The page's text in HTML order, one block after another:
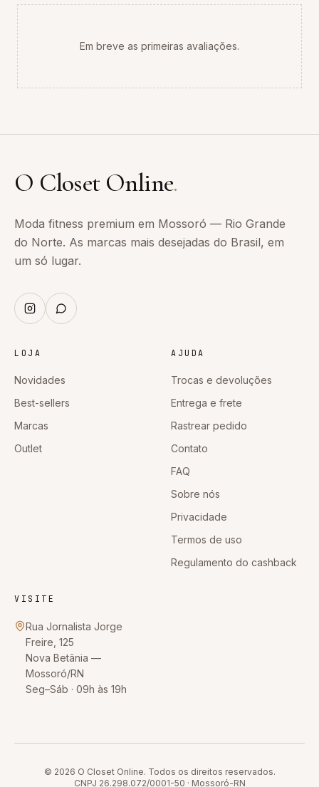
Em breve as primeiras avaliações.
O Closet Online.
Moda fitness premium em Mossoró — Rio Grande
do Norte. As marcas mais desejadas do Brasil, em
um só lugar.
LOJA
Novidades
Best-sellers
Marcas
Outlet
AJUDA
Trocas e devoluções
Entrega e frete
Rastrear pedido
Contato
FAQ
Sobre nós
Privacidade
Termos de uso
Regulamento do cashback
VISITE
Rua Jornalista Jorge
Freire, 125
Nova Betânia —
Mossoró/RN
Seg–Sáb · 09h às 19h
© 2026 O Closet Online. Todos os direitos reservados.
CNPJ 26.298.072/0001-50 · Mossoró-RN